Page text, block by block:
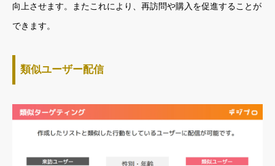
向上させます。またこれにより、再訪問や購入を促進することが
できます。
類似ユーザー配信